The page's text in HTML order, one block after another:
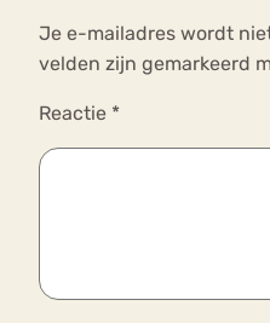
Je e-mailadres wordt
velden zijn gemarkeerd
Reactie *